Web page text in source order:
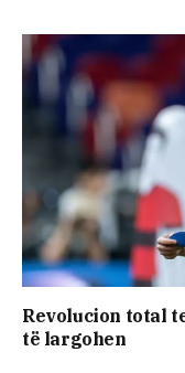
Revolucion total
të largohen